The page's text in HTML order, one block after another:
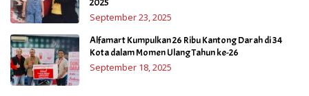
2025
September 23, 2025
Alfamart Kumpulkan 26 Ribu Kantong Darah di 34
Kota dalam Momen Ulang Tahun ke-26
September 18, 2025